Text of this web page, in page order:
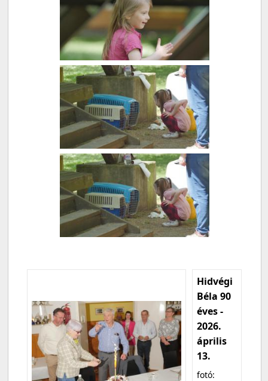
Hidvégi
Béla 90
éves -
2026.
április
13.
fotó: